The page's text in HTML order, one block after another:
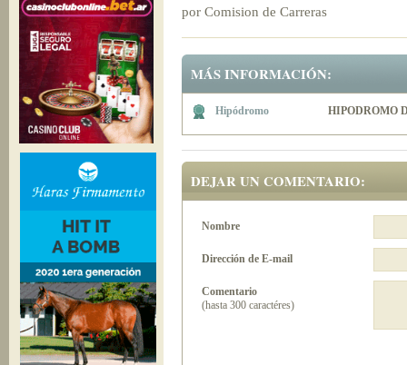
por Comision de Carreras
MÁS INFORMACIÓN:
Hipódromo HIPODROMO
DEJAR UN COMENTARIO:
Nombre
Dirección de E-mail
Comentario
(hasta 300 caractéres)